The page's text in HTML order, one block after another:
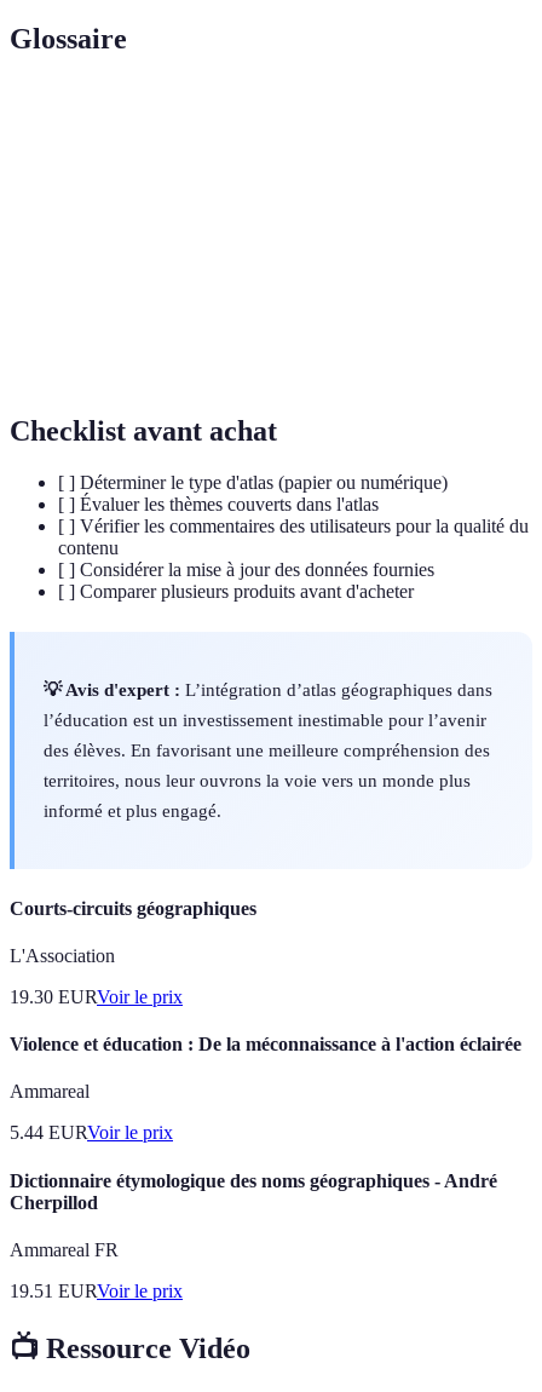
Glossaire
Checklist avant achat
[ ] Déterminer le type d'atlas (papier ou numérique)
[ ] Évaluer les thèmes couverts dans l'atlas
[ ] Vérifier les commentaires des utilisateurs pour la qualité du
contenu
[ ] Considérer la mise à jour des données fournies
[ ] Comparer plusieurs produits avant d'acheter
💡 Avis d'expert : L’intégration d’atlas géographiques dans
l’éducation est un investissement inestimable pour l’avenir
des élèves. En favorisant une meilleure compréhension des
territoires, nous leur ouvrons la voie vers un monde plus
informé et plus engagé.
Courts-circuits géographiques
L'Association
19.30 EURVoir le prix
Violence et éducation : De la méconnaissance à l'action éclairée
Ammareal
5.44 EURVoir le prix
Dictionnaire étymologique des noms géographiques - André
Cherpillod
Ammareal FR
19.51 EURVoir le prix
📺 Ressource Vidéo